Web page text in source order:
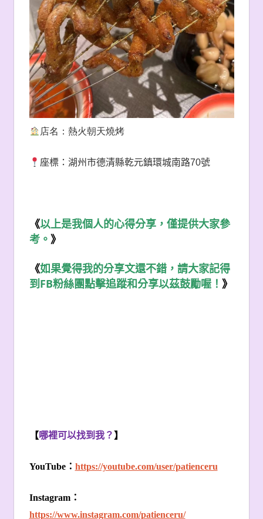
店名：熱火朝天燒烤
座標：湖州市德清縣乾元鎮環城南路70號
《以上是我個人的心得分享，僅提供大家參
考。 》
《如果覺得我的分享文還不錯，請大家記得
到 FB粉絲團點擊追蹤和分享以茲鼓勵喔！ 》
【哪裡可以找到我？ 】
YouTube： https://youtube.com/user/patienceru
Instagram：
https://www.instagram.com/patienceru/